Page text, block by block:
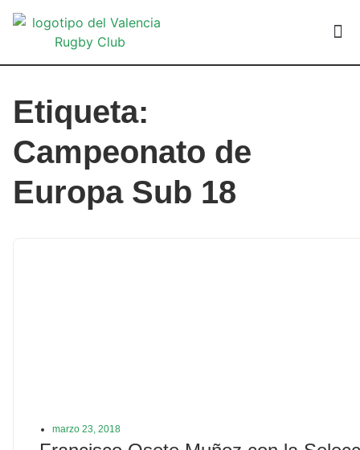
Etiqueta:
Campeonato de
Europa Sub 18
marzo 23, 2018